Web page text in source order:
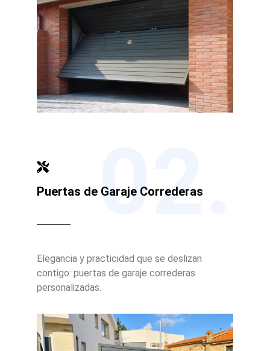
Puertas de Garaje Correderas
02.
Elegancia y practicidad que se deslizan
contigo: puertas de garaje correderas
personalizadas.